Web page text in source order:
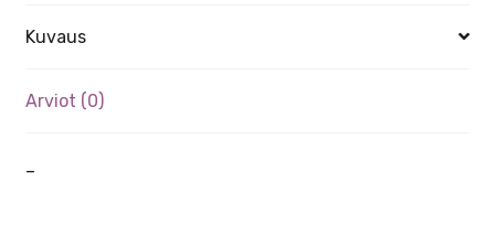
Kuvaus
Arviot (0)
–